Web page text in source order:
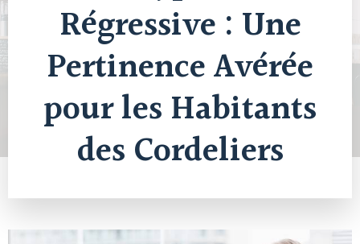
Régressive : Une
Pertinence Avérée
pour les Habitants
des Cordeliers